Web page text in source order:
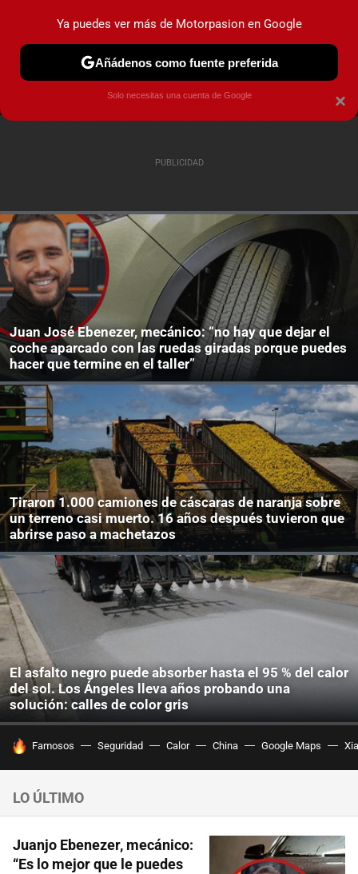
MENÚ NUEVO
COCHES ELÉCTRICOS OBSERVATORIO
Juan José Ebenezer, mecánico: “no hay que dejar el
coche aparcado con las ruedas giradas porque puedes
hacer que termine en el taller”
Tiraron 1.000 camiones de cáscaras de naranja sobre
un terreno casi muerto. 16 años después tuvieron que
abrirse paso a machetazos
El asfalto negro puede absorber hasta el 95 % del calor
del sol. Los Ángeles lleva años probando una
solución: calles de color gris
HOY SE HABLA DE
Famosos Seguridad Calor China Google Maps
LO ÚLTIMO
Juanjo Ebenezer, mecánico:
“Es lo mejor que le puedes
×
Ya puedes ver más de Motorpasion en Google
Añádenos como fuente preferida
Solo necesitas una cuenta de Google